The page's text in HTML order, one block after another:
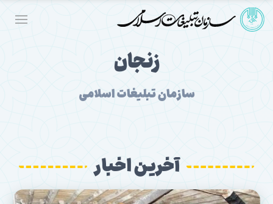
زنجان
سازمان تبلیغات اسلامی
آخرین اخبار